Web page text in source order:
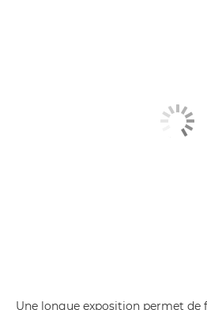
Une longue exposition permet